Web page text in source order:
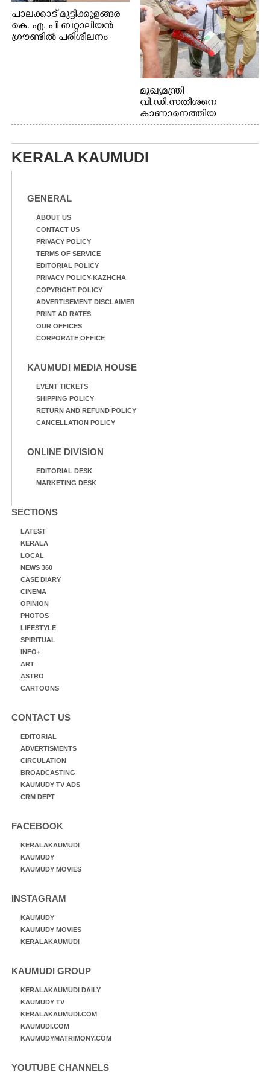
പാലക്കാട് മുട്ടിക്കുളങ്ങര
കെ. എ. പി ബറ്റാലിയൻ
ഗ്രൗണ്ടിൽ പരിശീലനം
മുഖ്യമന്ത്രി
വി.ഡി.സതീശനെ
കാണാനെത്തിയ
മോഹനൻ നായർ
KERALA KAUMUDI
GENERAL
ABOUT US
CONTACT US
PRIVACY POLICY
TERMS OF SERVICE
EDITORIAL POLICY
PRIVACY POLICY-KAZHCHA
COPYRIGHT POLICY
ADVERTISEMENT DISCLAIMER
PRINT AD RATES
OUR OFFICES
CORPORATE OFFICE
KAUMUDI MEDIA HOUSE
EVENT TICKETS
SHIPPING POLICY
RETURN AND REFUND POLICY
CANCELLATION POLICY
ONLINE DIVISION
EDITORIAL DESK
MARKETING DESK
SECTIONS
LATEST
KERALA
LOCAL
NEWS 360
CASE DIARY
CINEMA
OPINION
PHOTOS
LIFESTYLE
SPIRITUAL
INFO+
ART
ASTRO
CARTOONS
CONTACT US
EDITORIAL
ADVERTISMENTS
CIRCULATION
BROADCASTING
KAUMUDY TV ADS
CRM DEPT
FACEBOOK
KERALAKAUMUDI
KAUMUDY
KAUMUDY MOVIES
INSTAGRAM
KAUMUDY
KAUMUDY MOVIES
KERALAKAUMUDI
KAUMUDI GROUP
KERALAKAUMUDI DAILY
KAUMUDY TV
KERALAKAUMUDI.COM
KAUMUDI.COM
KAUMUDYMATRIMONY.COM
YOUTUBE CHANNELS